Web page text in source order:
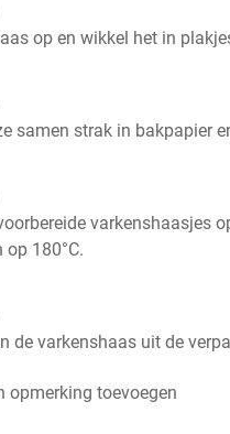
op en wikkel het in
samen strak in bakpapier
varkenshaasjes
op 180°C.
de varkenshaas uit de
opmerking toevoegen